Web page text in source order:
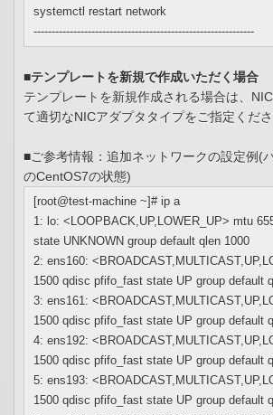
systemctl restart network
-------------------------------------------------------------
■テンプレートを新規で作成いただく場合
テンプレートを新規作成される場合は、
て適切なNICアダプタタイプをご指定くださ
■ご参考情報：追加ネットワークの設定例(
のCentOS7の状態)
[root@test-machine ~]# ip a
1: lo: <LOOPBACK,UP,LOWER_UP> mtu
state UNKNOWN group default qlen 1000
2: ens160:
1500 qdisc pfifo_fast state UP group default
3: ens161:
1500 qdisc pfifo_fast state UP group default
4: ens192:
1500 qdisc pfifo_fast state UP group default
5: ens193:
1500 qdisc pfifo_fast state UP group default